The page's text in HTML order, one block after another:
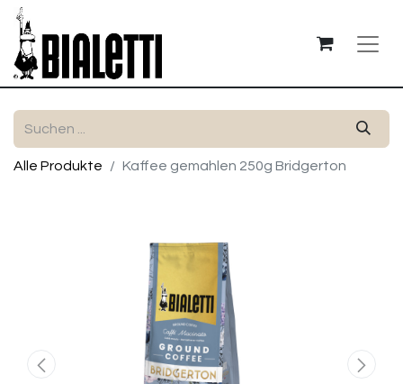
Alle Produkte Kaffee gemahlen 250g Bridgerton